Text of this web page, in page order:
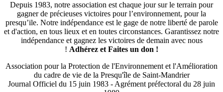
Depuis 1983, notre association est chaque jour sur le terrain pour
gagner de précieuses victoires pour l’environnement, pour la
presqu’ile. Notre indépendance est le gage de notre liberté de parole
et d'action, en tous lieux et en toutes circonstances. Garantissez notre
indépendance et gagnez les victoires de demain avec nous
! Adhérez et Faites un don !
Association pour la Protection de l'Environnement et l'Amélioration
du cadre de vie de la Presqu'île de Saint-Mandrier
Journal Officiel du 15 juin 1983 - Agrément préfectoral du 28 juin